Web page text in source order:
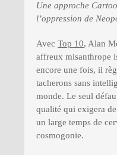
Une approche
l’oppression de
Avec Top 10, Alan
affreux misanthrope
encore une fois, il
tacherons sans
monde. Le seul
qualité qui exigera
un large temps de
cosmogonie.